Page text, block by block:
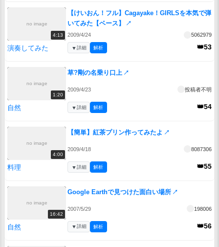
no image
4:13
【けいおん！フル】Cagayake！GIRLSを本気で弾
いてみた【ベース】
↗
2009/4/24 5062979
演奏してみた 👑53
▼詳細 解析
no image
1:20
草?剛の名乗り口上 ↗
2009/4/23 投稿者不明
自然 👑54
▼詳細 解析
no image
4:00
【簡単】紅茶プリン作ってみたよ ↗
2009/4/18 8087306
料理 👑55
▼詳細 解析
no image
16:42
Google Earthで見つけた面白い場所 ↗
2007/5/29 198006
自然 👑56
▼詳細 解析